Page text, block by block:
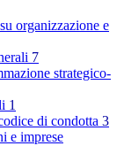
organizzazione e
7
strategico-
1
di condotta 3
e imprese